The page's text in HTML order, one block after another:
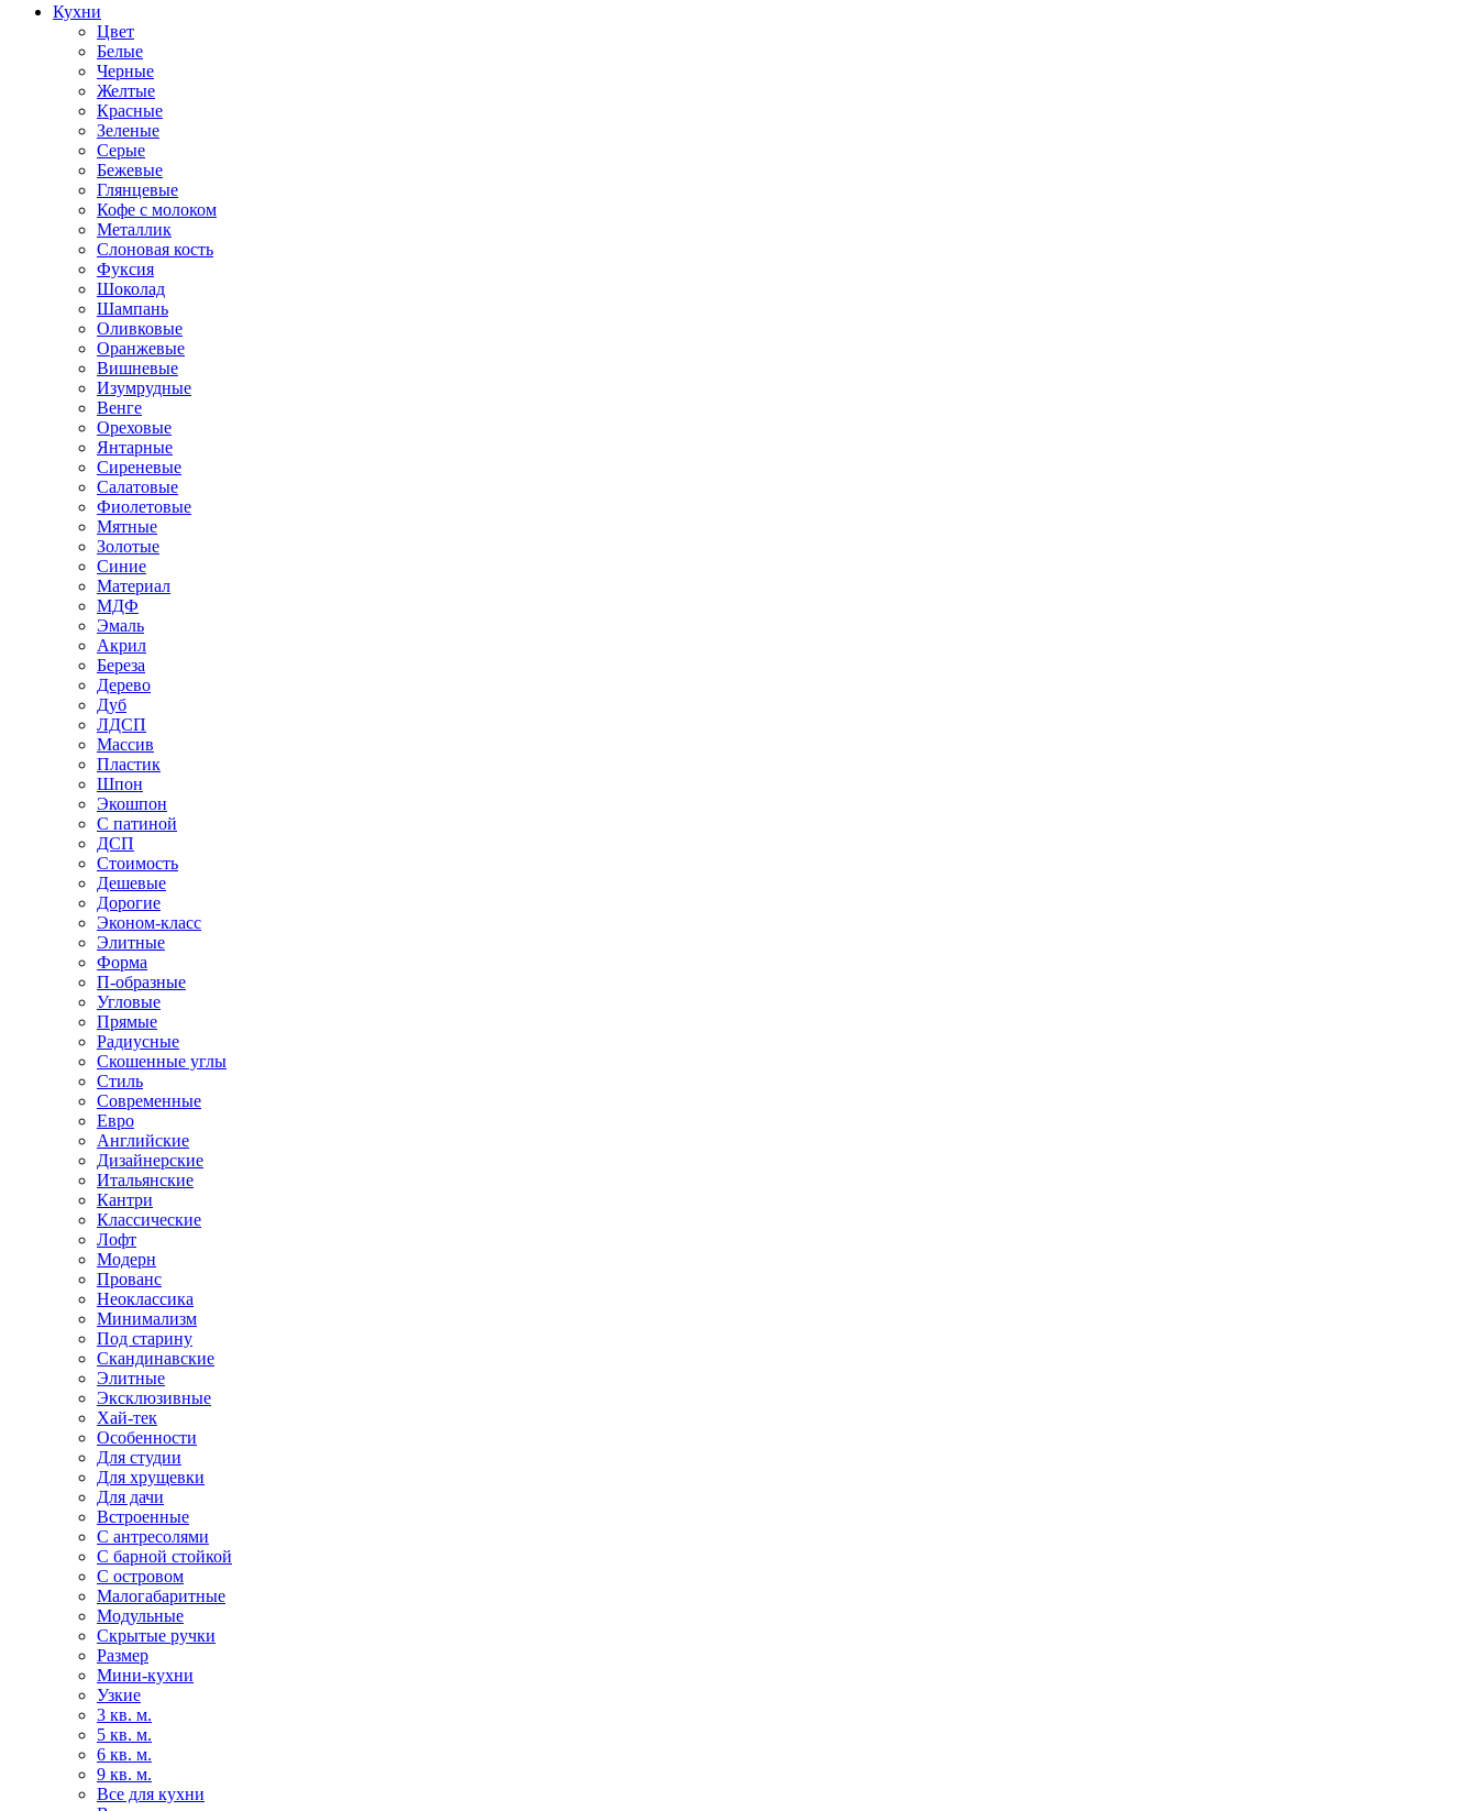
Кухни
Цвет
Белые
Черные
Желтые
Красные
Зеленые
Серые
Бежевые
Глянцевые
Кофе с молоком
Металлик
Слоновая кость
Фуксия
Шоколад
Шампань
Оливковые
Оранжевые
Вишневые
Изумрудные
Венге
Ореховые
Янтарные
Сиреневые
Салатовые
Фиолетовые
Мятные
Золотые
Синие
Материал
МДФ
Эмаль
Акрил
Береза
Дерево
Дуб
ЛДСП
Массив
Пластик
Шпон
Экошпон
С патиной
ДСП
Стоимость
Дешевые
Дорогие
Эконом-класс
Элитные
Форма
П-образные
Угловые
Прямые
Радиусные
Скошенные углы
Стиль
Современные
Евро
Английские
Дизайнерские
Итальянские
Кантри
Классические
Лофт
Модерн
Прованс
Неоклассика
Минимализм
Под старину
Скандинавские
Элитные
Эксклюзивные
Хай-тек
Особенности
Для студии
Для хрущевки
Для дачи
Встроенные
С антресолями
С барной стойкой
С островом
Малогабаритные
Модульные
Скрытые ручки
Размер
Мини-кухни
Узкие
3 кв. м.
5 кв. м.
6 кв. м.
9 кв. м.
Все для кухни